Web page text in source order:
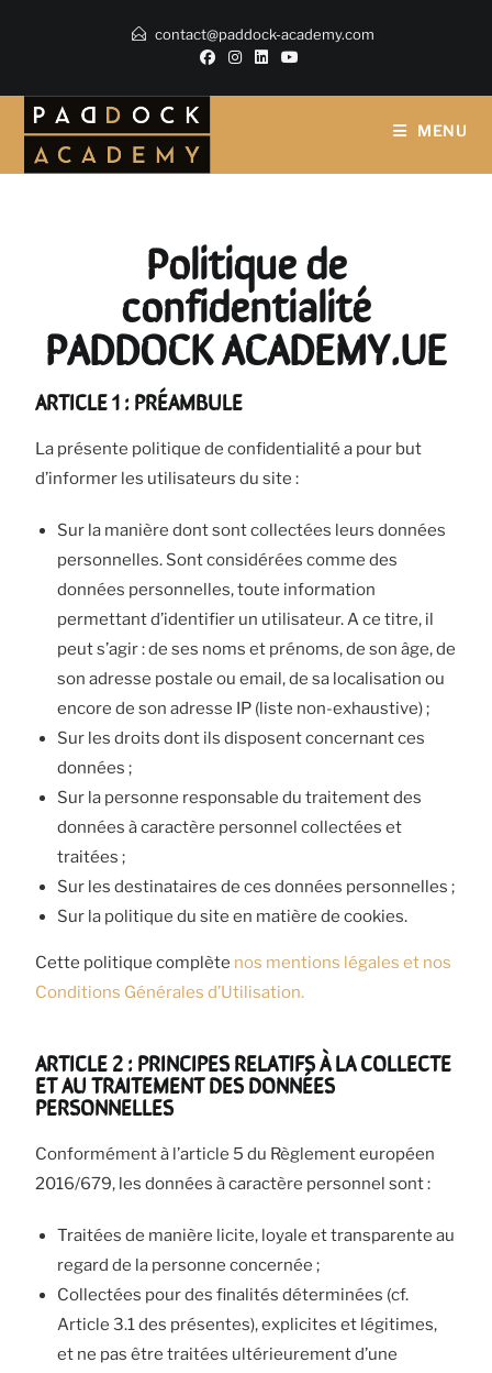
contact@paddock-academy.com
MENU
Politique de
confidentialité
PADDOCK ACADEMY.UE
ARTICLE 1 : PRÉAMBULE
La présente politique de confidentialité a pour but
d’informer les utilisateurs du site :
Sur la manière dont sont collectées leurs données
personnelles. Sont considérées comme des
données personnelles, toute information
permettant d’identifier un utilisateur. A ce titre, il
peut s’agir : de ses noms et prénoms, de son âge, de
son adresse postale ou email, de sa localisation ou
encore de son adresse IP (liste non-exhaustive) ;
Sur les droits dont ils disposent concernant ces
données ;
Sur la personne responsable du traitement des
données à caractère personnel collectées et
traitées ;
Sur les destinataires de ces données personnelles ;
Sur la politique du site en matière de cookies.
Cette politique complète nos mentions légales et nos
Conditions Générales d’Utilisation.
ARTICLE 2 : PRINCIPES RELATIFS À LA COLLECTE
ET AU TRAITEMENT DES DONNÉES
PERSONNELLES
Conformément à l’article 5 du Règlement européen
2016/679, les données à caractère personnel sont :
Traitées de manière licite, loyale et transparente au
regard de la personne concernée ;
Collectées pour des finalités déterminées (cf.
Article 3.1 des présentes), explicites et légitimes,
et ne pas être traitées ultérieurement d’une